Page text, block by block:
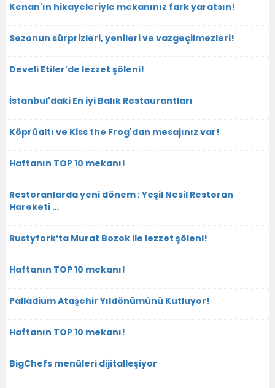
Kenan'ın hikayeleriyle mekanınız fark yaratsın!
Sezonun sürprizleri, yenileri ve vazgeçilmezleri!
Develi Etiler'de lezzet şöleni!
İstanbul'daki En iyi Balık Restaurantları
Köprüaltı ve Kiss the Frog'dan mesajınız var!
Haftanın TOP 10 mekanı!
Restoranlarda yeni dönem ; Yeşil Nesil Restoran
Hareketi …
Rustyfork’ta Murat Bozok ile lezzet şöleni!
Haftanın TOP 10 mekanı!
Palladium Ataşehir Yıldönümünü Kutluyor!
Haftanın TOP 10 mekanı!
BigChefs menüleri dijitalleşiyor